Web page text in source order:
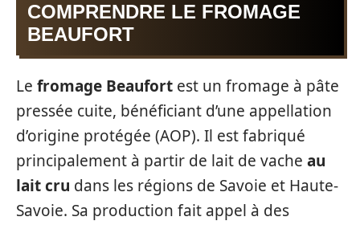
COMPRENDRE LE FROMAGE
BEAUFORT
Le fromage Beaufort est un fromage à pâte
pressée cuite, bénéficiant d’une appellation
d’origine protégée (AOP). Il est fabriqué
principalement à partir de lait de vache au
lait cru dans les régions de Savoie et Haute-
Savoie. Sa production fait appel à des